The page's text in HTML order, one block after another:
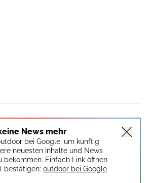
News mehr
bei Google, um künftig
neuesten Inhalte und News
bekommen. Einfach Link öffnen
bestätigen: outdoor bei Google